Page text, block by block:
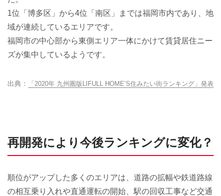
1位「博多区」から4位「南区」までは福岡市内であり、地
域が連続しているエリアです。
福岡市の中心部から東側エリア一体にかけて賃貸居住ニー
ズが集中しているようです。
「2020年 九州圏版LIFULL HOME’S住みたい街ランキング」発表
再開発により今後ランキングに変化？
順位がアップした多くのエリアは、道路の拡幅や鉄道路線
の相互乗り入れや直通運転の開始、駅の回収工事など交通